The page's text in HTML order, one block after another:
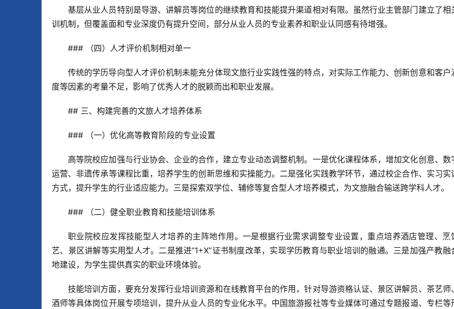
基层从业人员特别是导游、讲解员等岗位的继续教育和技能提升渠道相对有限。虽然行业主管部门建立了相
训机制，但覆盖面和专业深度仍有提升空间，部分从业人员的专业素养和职业认同感有待增强。
### （四）人才评价机制相对单一
传统的学历导向型人才评价机制未能充分体现文旅行业实践性强的特点，对实际工作能力、创新创意和客户
度等因素的考量不足，影响了优秀人才的脱颖而出和职业发展。
## 三、构建完善的文旅人才培养体系
### （一）优化高等教育阶段的专业设置
高等院校应加强与行业协会、企业的合作，建立专业动态调整机制。一是优化课程体系，增加文化创意、数
运营、非遗传承等课程比重，培养学生的创新思维和实操能力。二是强化实践教学环节，通过校企合作、实习实
方式，提升学生的行业适应能力。三是探索双学位、辅修等复合型人才培养模式，为文旅融合输送跨学科人才。
### （二）健全职业教育和技能培训体系
职业院校应发挥技能型人才培养的主阵地作用。一是根据行业需求调整专业设置，重点培养酒店管理、烹
艺、景区讲解等实用型人才。二是推进”1+X”证书制度改革，实现学历教育与职业培训的融通。三是加强产教融
地建设，为学生提供真实的职业环境体验。
技能培训方面，要充分发挥行业培训资源和在线教育平台的作用，针对导游资格认证、景区讲解员、茶艺师
酒师等具体岗位开展专项培训，提升从业人员的专业化水平。中国旅游报社等专业媒体可通过专题报道、专栏等